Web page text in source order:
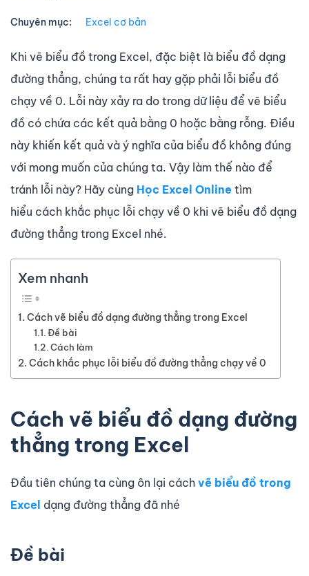
Chuyên mục: Excel cơ bản
Khi vẽ biểu đồ trong Excel, đặc biệt là biểu đồ dạng
đường thẳng, chúng ta rất hay gặp phải lỗi biểu đồ
chạy về 0. Lỗi này xảy ra do trong dữ liệu để vẽ biểu
đồ có chứa các kết quả bằng 0 hoặc bằng rỗng. Điều
này khiến kết quả và ý nghĩa của biểu đồ không đúng
với mong muốn của chúng ta. Vậy làm thế nào để
tránh lỗi này? Hãy cùng Học Excel Online tìm
hiểu cách khắc phục lỗi chạy về 0 khi vẽ biểu đồ dạng
đường thẳng trong Excel nhé.
Xem nhanh
Cách vẽ biểu đồ dạng đường thẳng trong Excel
Đề bài
Cách làm
Cách khắc phục lỗi biểu đồ đường thẳng chạy về 0
Cách vẽ biểu đồ dạng đường
thẳng trong Excel
Đầu tiên chúng ta cùng ôn lại cách vẽ biểu đồ trong
Excel dạng đường thẳng đã nhé
Đề bài